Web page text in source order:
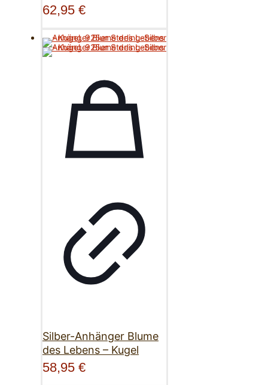
62,95 €
Silber-Anhänger Blume
des Lebens – Kugel
58,95 €